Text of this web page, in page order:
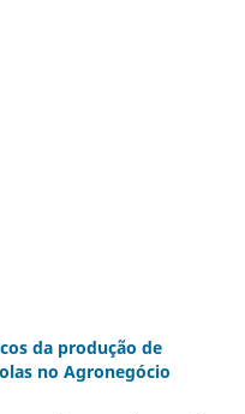
da produção de
no Agronegócio